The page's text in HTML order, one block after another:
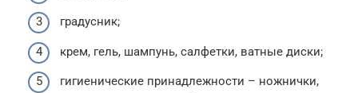
градусник;
крем, гель, шампунь, салфетки, ватные диски;
гигиенические принадлежности – ножнички,